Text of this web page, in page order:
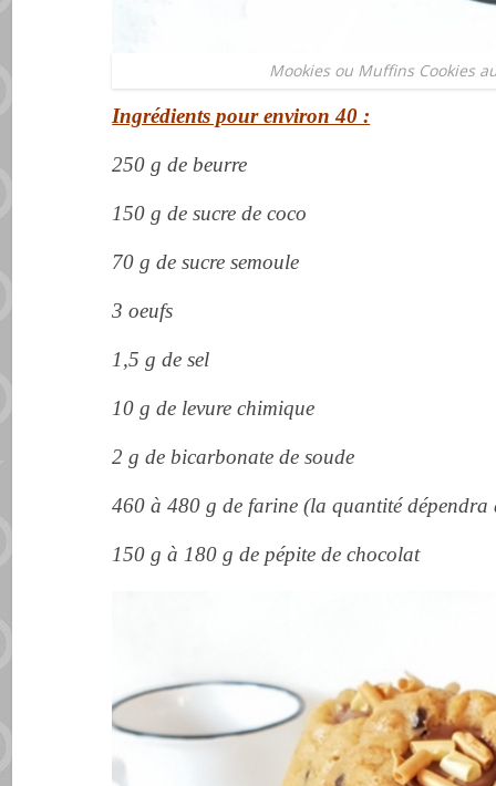
Mookies ou Muffins Cookies
Ingrédients pour environ 40 :
250 g de beurre
150 g de sucre de coco
70 g de sucre semoule
3 oeufs
1,5 g de sel
10 g de levure chimique
2 g de bicarbonate de soude
460 à 480 g de farine (la quantité dépendra
150 g à 180 g de pépite de chocolat